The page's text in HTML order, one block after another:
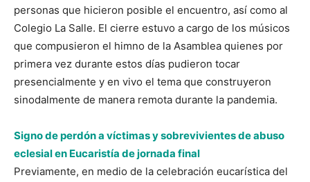
personas que hicieron posible el encuentro, así como al
Colegio La Salle. El cierre estuvo a cargo de los músicos
que compusieron el himno de la Asamblea quienes por
primera vez durante estos días pudieron tocar
presencialmente y en vivo el tema que construyeron
sinodalmente de manera remota durante la pandemia.
Signo de perdón a víctimas y sobrevivientes de abuso
eclesial en Eucaristía de jornada final
Previamente, en medio de la celebración eucarística del